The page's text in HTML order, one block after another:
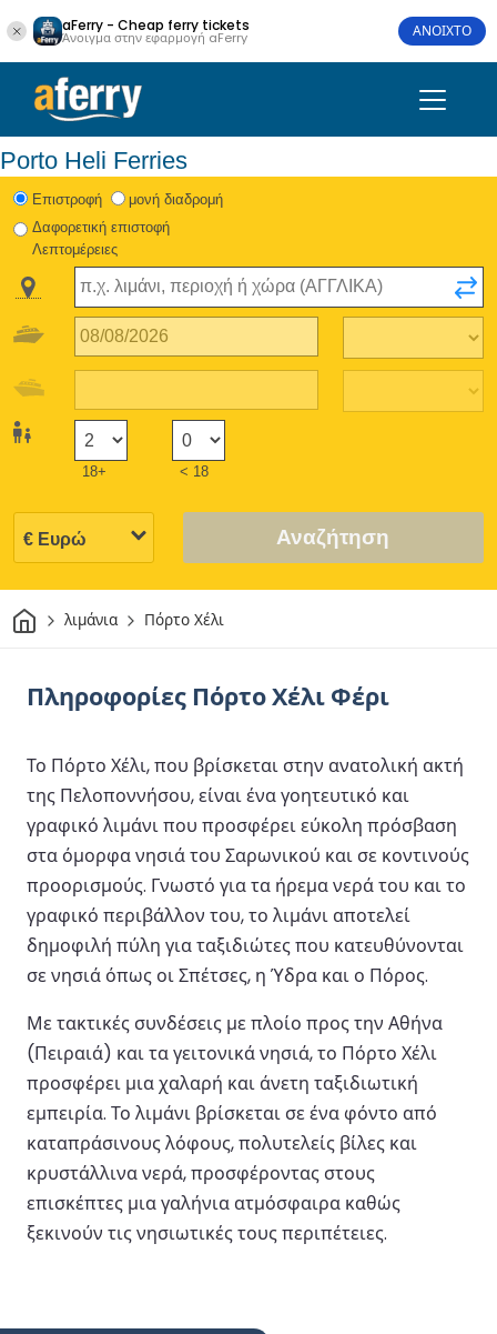
aFerry - Cheap ferry tickets
Άνοιγμα στην εφαρμογή aFerry ΑΝΟΙΧΤΟ
Porto Heli Ferries
Eπιστροφή
μονή διαδρομή
Δαφορετική επιστοφή
Λεπτομέρειες
18+ < 18
Αναζήτηση
Σπίτιλιμάνια Πόρτο Χέλι
Πληροφορίες Πόρτο Χέλι Φέρι
Το Πόρτο Χέλι, που βρίσκεται στην ανατολική ακτή
της Πελοποννήσου, είναι ένα γοητευτικό και
γραφικό λιμάνι που προσφέρει εύκολη πρόσβαση
στα όμορφα νησιά του Σαρωνικού και σε κοντινούς
προορισμούς. Γνωστό για τα ήρεμα νερά του και το
γραφικό περιβάλλον του, το λιμάνι αποτελεί
δημοφιλή πύλη για ταξιδιώτες που κατευθύνονται
σε νησιά όπως οι Σπέτσες, η Ύδρα και ο Πόρος.
Με τακτικές συνδέσεις με πλοίο προς την Αθήνα
(Πειραιά) και τα γειτονικά νησιά, το Πόρτο Χέλι
προσφέρει μια χαλαρή και άνετη ταξιδιωτική
εμπειρία. Το λιμάνι βρίσκεται σε ένα φόντο από
καταπράσινους λόφους, πολυτελείς βίλες και
κρυστάλλινα νερά, προσφέροντας στους
επισκέπτες μια γαλήνια ατμόσφαιρα καθώς
ξεκινούν τις νησιωτικές τους περιπέτειες.